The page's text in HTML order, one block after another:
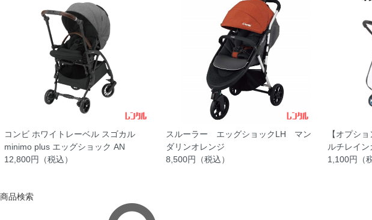
コンビ ホワイトレーベル スゴカル
minimo plus エッグショック AN
12,800円（税込）
スルーラー エッグショックLH マン
ダリンオレンジ
8,500円（税込）
【オプシ
ルチレイン
1,100円（
商品検索